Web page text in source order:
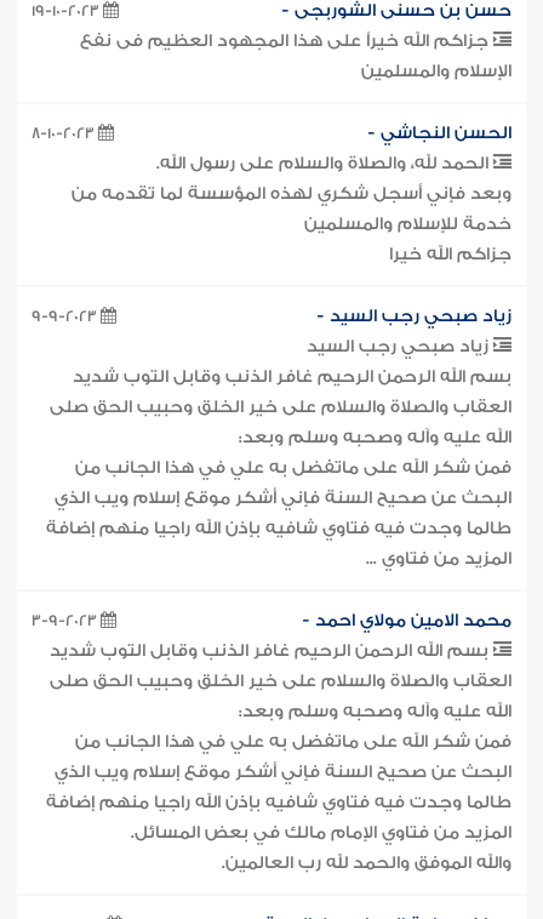
حسن بن حسنى الشوربجى -
جزاكم الله خيراً على هذا المجهود العظيم فى نفع
الإسلام والمسلمين
الحسن النجاشي -
الحمد لله، والصلاة والسلام على رسول الله.
وبعد فإني أسجل شكري لهذه المؤسسة لما تقدمه من
خدمة للإسلام والمسلمين
جزاكم الله خيرا
زياد صبحي رجب السيد -
زياد صبحي رجب السيد
بسم الله الرحمن الرحيم غافر الذنب وقابل التوب شديد
العقاب والصلاة والسلام على خير الخلق وحبيب الحق صلى
الله عليه وآله وصحبه وسلم وبعد:
فمن شكر الله على ماتفضل به علي في هذا الجانب من
البحث عن صحيح السنة فإني أشكر موقع إسلام ويب الذي
طالما وجدت فيه فتاوي شافيه بإذن الله راجيا منهم إضافة
المزيد من فتاوي ...
محمد الامين مولاي احمد -
بسم الله الرحمن الرحيم غافر الذنب وقابل التوب شديد
العقاب والصلاة والسلام على خير الخلق وحبيب الحق صلى
الله عليه وآله وصحبه وسلم وبعد:
فمن شكر الله على ماتفضل به علي في هذا الجانب من
البحث عن صحيح السنة فإني أشكر موقع إسلام ويب الذي
طالما وجدت فيه فتاوي شافيه بإذن الله راجيا منهم إضافة
المزيد من فتاوي الإمام مالك في بعض المسائل.
والله الموفق والحمد لله رب العالمين.